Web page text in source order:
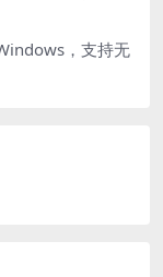
，支持无